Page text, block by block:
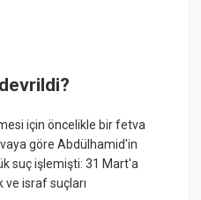
için öncelikle bir fetva
göre Abdülhamid'in
suç işlemişti: 31 Mart'a
ve israf suçları